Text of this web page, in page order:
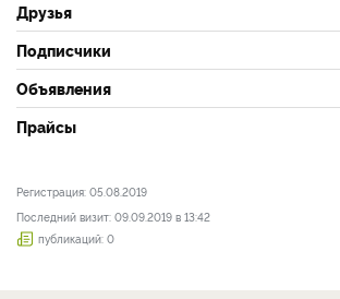
Друзья
Подписчики
Объявления
Прайсы
Регистрация: 05.08.2019
Последний визит: 09.09.2019 в 13:42
публикаций: 0